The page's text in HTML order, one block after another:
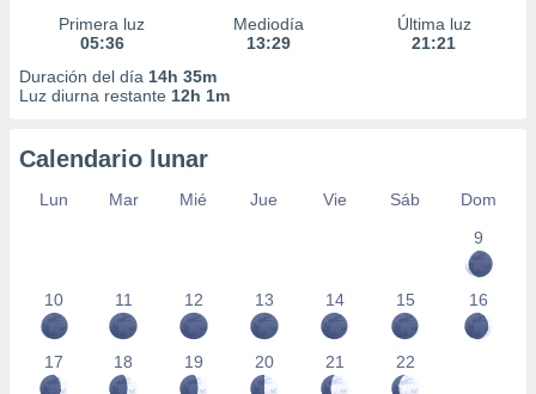
Primera luz
05:36
Mediodía
13:29
Última luz
21:21
Duración del día 14h 35m
Luz diurna restante 12h 1m
Calendario lunar
Lun Mar Mié Jue Vie Sáb
Dom
9
10 11 12 13 14 15 16
17 18 19 20 21 22